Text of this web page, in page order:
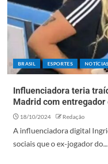
BRASIL ESPORTES NOTÍCIAS
Influenciadora teria
Madrid com entregador
18/10/2024 Redação
A influenciadora digital
sociais que o ex-jogador do...